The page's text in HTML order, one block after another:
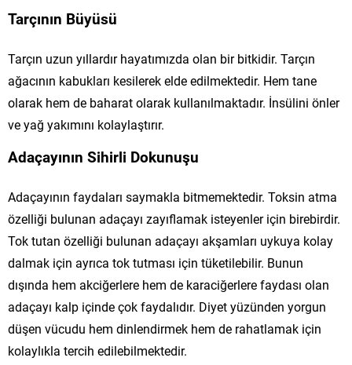
Tarçının Büyüsü
Tarçın uzun yıllardır hayatımızda olan bir bitkidir. Tarçın
ağacının kabukları kesilerek elde edilmektedir. Hem tane
olarak hem de baharat olarak kullanılmaktadır. İnsülini önler
ve yağ yakımını kolaylaştırır.
Adaçayının Sihirli Dokunuşu
Adaçayının faydaları saymakla bitmemektedir. Toksin atma
özelliği bulunan adaçayı zayıflamak isteyenler için birebirdir.
Tok tutan özelliği bulunan adaçayı akşamları uykuya kolay
dalmak için ayrıca tok tutması için tüketilebilir. Bunun
dışında hem akciğerlere hem de karaciğerlere faydası olan
adaçayı kalp içinde çok faydalıdır. Diyet yüzünden yorgun
düşen vücudu hem dinlendirmek hem de rahatlamak için
kolaylıkla tercih edilebilmektedir.